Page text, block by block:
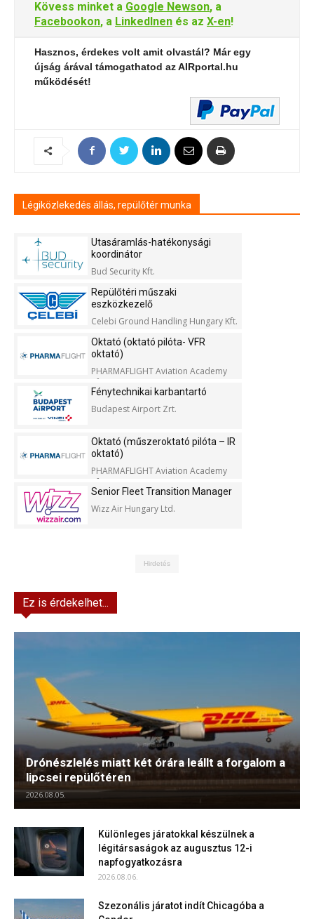
Kövess minket a Google Newson, a
Facebookon, a LinkedInen és az X-en!
Hasznos, érdekes volt amit olvastál? Már egy
újság árával támogathatod az AIRportal.hu
működését!
Légiközlekedés állás, repülőtér munka
Utasáramlás-hatékonysági
koordinátor
Bud Security Kft.
Repülőtéri műszaki
eszközkezelő
Celebi Ground Handling Hungary Kft.
Oktató (oktató pilóta- VFR
oktató)
PHARMAFLIGHT Aviation Academy
Kft.
Fénytechnikai karbantartó
Budapest Airport Zrt.
Oktató (műszeroktató pilóta – IR
oktató)
PHARMAFLIGHT Aviation Academy
Kft.
Senior Fleet Transition Manager
Wizz Air Hungary Ltd.
Hirdetés
Ez is érdekelhet...
Drónészlelés miatt két órára leállt a forgalom a
lipcsei repülőtéren
2026.08.05.
Különleges járatokkal készülnek a
légitársaságok az augusztus 12-i
napfogyatkozásra
2026.08.06.
Szezonális járatot indít Chicagóba a